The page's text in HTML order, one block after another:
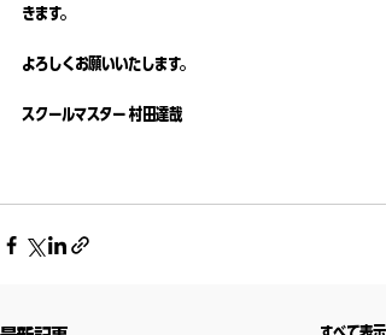
きます。
よろしくお願いいたします。
スクールマスター 村田達哉